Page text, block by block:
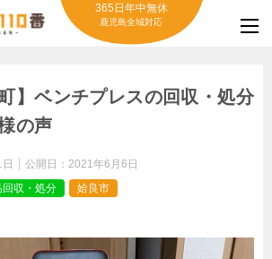
365日年中無休
鹿児島全域対応
】ベンチプレスの回収・処分
の声
公開日： 2021年6月6日
回収・処分 姶良市